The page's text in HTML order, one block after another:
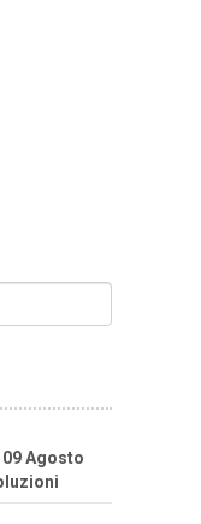
Agosto